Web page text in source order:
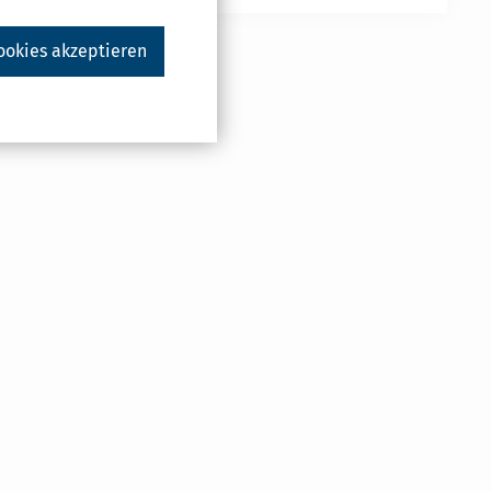
akzeptieren